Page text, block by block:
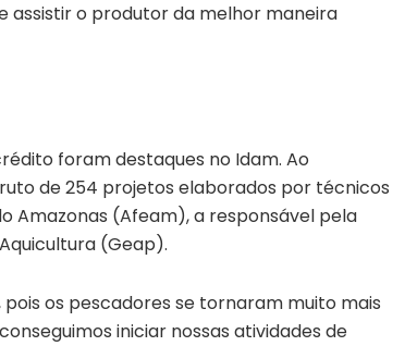
assistir o produtor da melhor maneira
foram destaques no Idam. Ao
de 254 projetos elaborados por técnicos
Amazonas (Afeam), a responsável pela
(Geap).
os pescadores se tornaram muito mais
iniciar nossas atividades de